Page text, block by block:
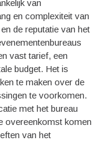
van
en complexiteit van
de reputatie van het
vast tarief, een
budget. Het is
te maken over de
te voorkomen.
met het bureau
overeenkomst komen
van het